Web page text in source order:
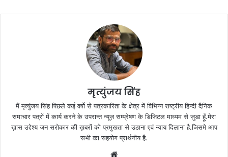
मृत्युंजय सिंह
मैं मृत्युंजय सिंह पिछले कई वर्षो से पत्रकारिता के क्षेत्र में विभिन्न राष्ट्रीय हिन्दी दैनिक
समाचार पत्रों में कार्य करने के उपरान्त न्यूज़ सम्प्रेषण के डिजिटल माध्यम से जुडा हूँ.मेरा
ख़ास उद्देश्य जन सरोकार की ख़बरों को प्रमुखता से उठाना एवं न्याय दिलाना है.जिसमे आप
सभी का सहयोग प्रार्थनीय है.